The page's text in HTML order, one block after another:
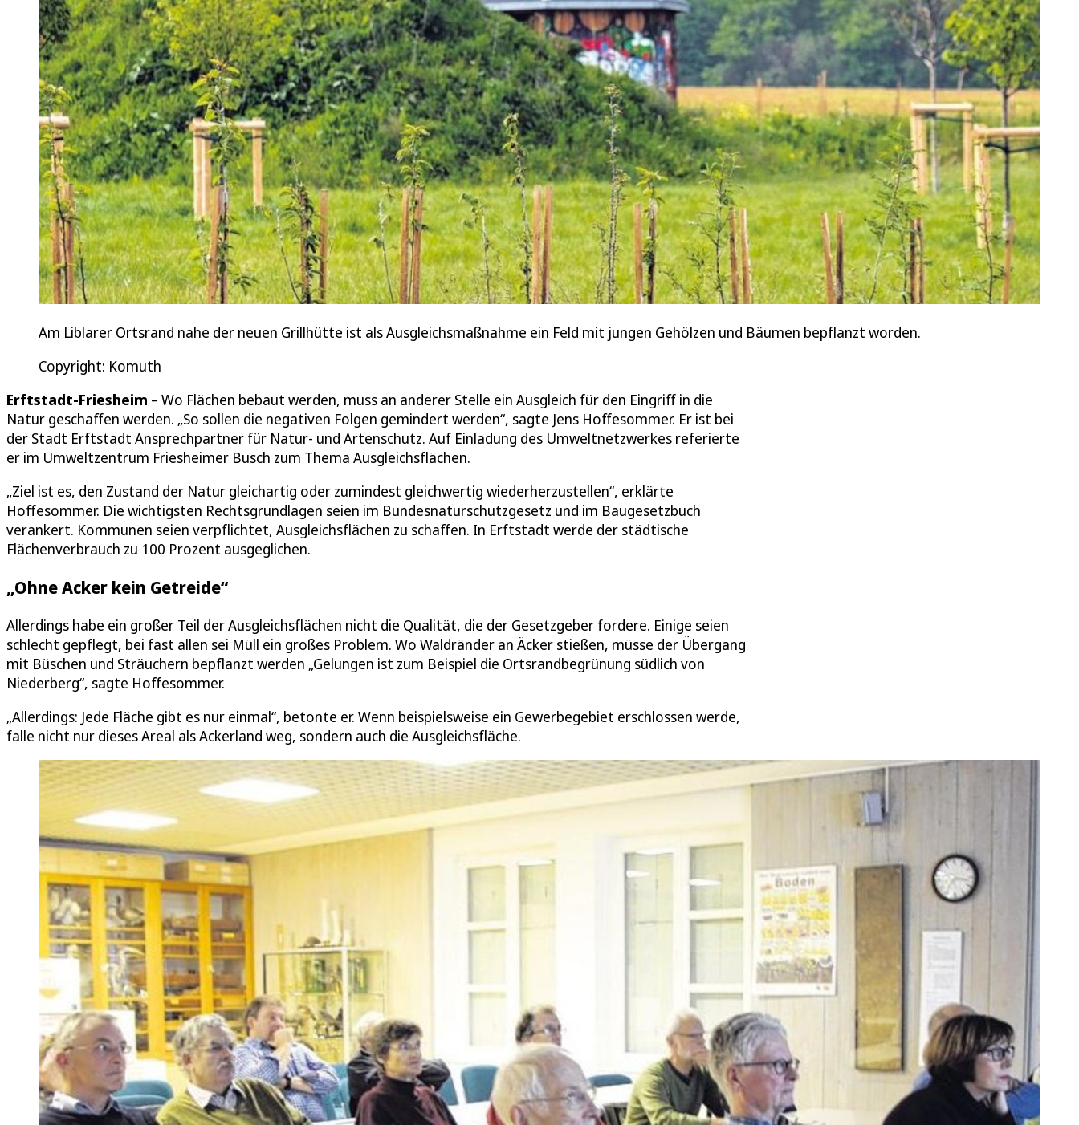
Am Liblarer Ortsrand nahe der neuen Grillhütte ist als Ausgleichsmaßnahme ein Feld mit jungen Gehölzen und Bäumen bepflanzt worden.
Copyright: Komuth
Erftstadt-Friesheim – Wo Flächen bebaut werden, muss an anderer Stelle ein Ausgleich für den Eingriff in die
Natur geschaffen werden. „So sollen die negativen Folgen gemindert werden“, sagte Jens Hoffesommer. Er ist bei
der Stadt Erftstadt Ansprechpartner für Natur- und Artenschutz. Auf Einladung des Umweltnetzwerkes referierte
er im Umweltzentrum Friesheimer Busch zum Thema Ausgleichsflächen.
„Ziel ist es, den Zustand der Natur gleichartig oder zumindest gleichwertig wiederherzustellen“, erklärte
Hoffesommer. Die wichtigsten Rechtsgrundlagen seien im Bundesnaturschutzgesetz und im Baugesetzbuch
verankert. Kommunen seien verpflichtet, Ausgleichsflächen zu schaffen. In Erftstadt werde der städtische
Flächenverbrauch zu 100 Prozent ausgeglichen.
„Ohne Acker kein Getreide“
Allerdings habe ein großer Teil der Ausgleichsflächen nicht die Qualität, die der Gesetzgeber fordere. Einige seien
schlecht gepflegt, bei fast allen sei Müll ein großes Problem. Wo Waldränder an Äcker stießen, müsse der Übergang
mit Büschen und Sträuchern bepflanzt werden „Gelungen ist zum Beispiel die Ortsrandbegrünung südlich von
Niederberg“, sagte Hoffesommer.
„Allerdings: Jede Fläche gibt es nur einmal“, betonte er. Wenn beispielsweise ein Gewerbegebiet erschlossen werde,
falle nicht nur dieses Areal als Ackerland weg, sondern auch die Ausgleichsfläche.